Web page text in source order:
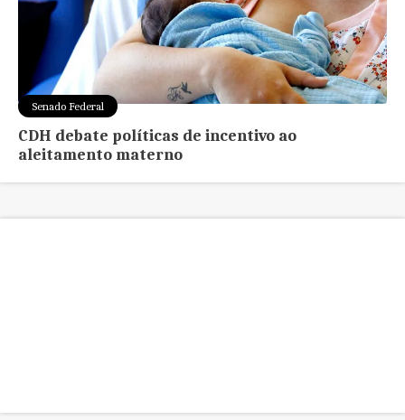
Senado Federal
CDH debate políticas de incentivo ao
aleitamento materno